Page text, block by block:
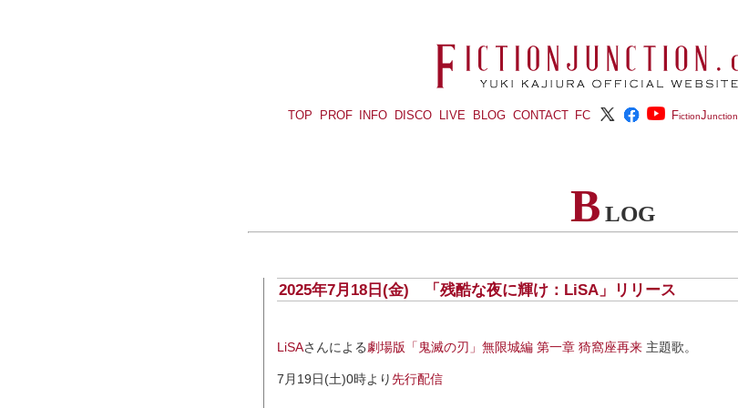
TOP PROF INFO DISCO LIVE BLOG CONTACT FC FictionJunction
B LOG
2025年7月18日(金) 「残酷な夜に輝け：LiSA」リリース
LiSAさんによる劇場版「鬼滅の刃」無限城編 第一章 猗窩座再来 主題歌。
7月19日(土)0時より先行配信